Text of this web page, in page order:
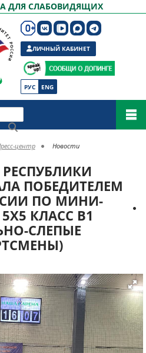
ДЛЯ СЛАБОВИДЯЩИХ
РУС ENG
ЛИЧНЫЙ КАБИНЕТ
центр Новости
ПОБЕДИТЕЛЕМ
ПО МИНИ-
КЛАСС В1
СЛЕПЫЕ